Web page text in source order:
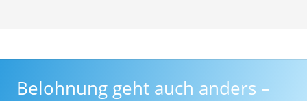
Belohnung geht auch anders –